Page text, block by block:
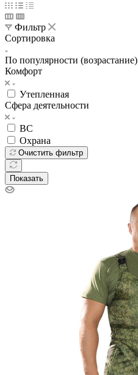
Фильтр
Сортировка
По популярности (возрастание)
Комфорт
Утепленная
Сфера деятельности
ВС
Охрана
Очистить фильтр
Показать